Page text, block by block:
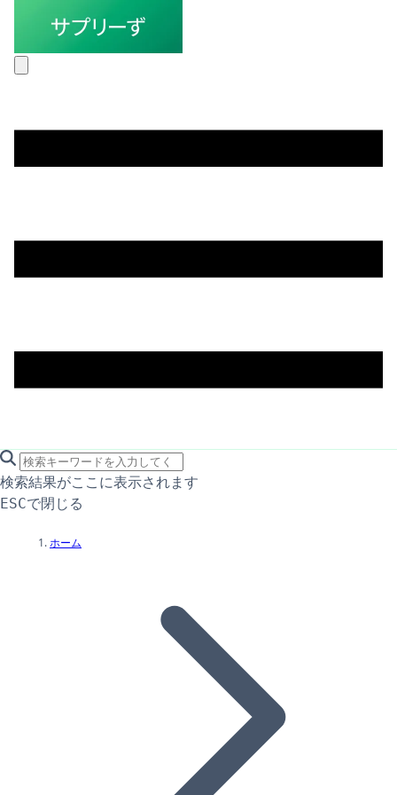
search icon
サイト内検索
検索結果がここに表示されます
ESCで閉じる
ホーム